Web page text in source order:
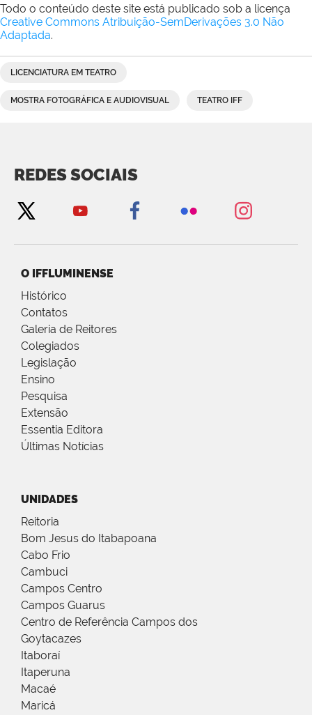
Todo o conteúdo deste site está publicado sob a licença
Creative Commons Atribuição-SemDerivações 3.0 Não
Adaptada.
LICENCIATURA EM TEATRO
MOSTRA FOTOGRÁFICA E AUDIOVISUAL TEATRO IFF
REDES SOCIAIS
O IFFLUMINENSE
Histórico
Contatos
Galeria de Reitores
Colegiados
Legislação
Ensino
Pesquisa
Extensão
Essentia Editora
Últimas Notícias
UNIDADES
Reitoria
Bom Jesus do Itabapoana
Cabo Frio
Cambuci
Campos Centro
Campos Guarus
Centro de Referência Campos dos
Goytacazes
Itaboraí
Itaperuna
Macaé
Maricá